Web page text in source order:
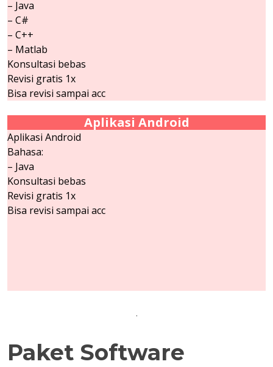
– Java
– C#
– C++
– Matlab
Konsultasi bebas
Revisi gratis 1x
Bisa revisi sampai acc
Aplikasi Android
Aplikasi Android
Bahasa:
– Java
Konsultasi bebas
Revisi gratis 1x
Bisa revisi sampai acc
.
Paket Software